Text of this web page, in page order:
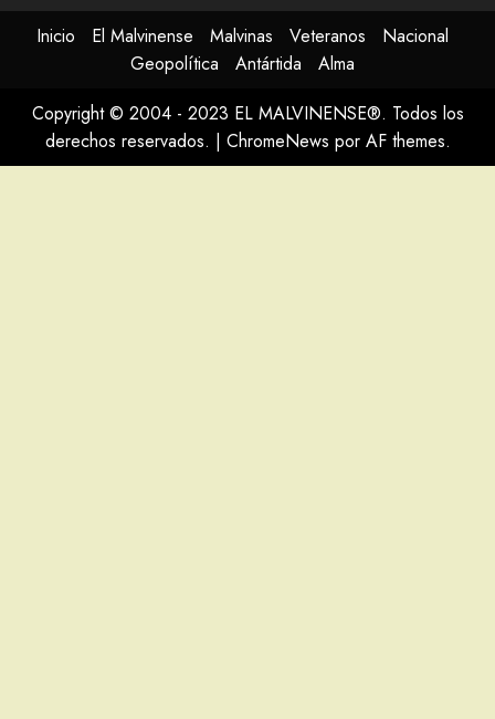
Inicio El Malvinense Malvinas Veteranos
Nacional
Geopolítica
Antártida
Alma
Copyright © 2004 - 2023 EL MALVINENSE®. Todos los
derechos reservados. | ChromeNews por AF themes.